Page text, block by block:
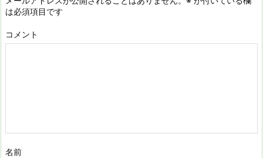
は必須項目です
コメント
名前